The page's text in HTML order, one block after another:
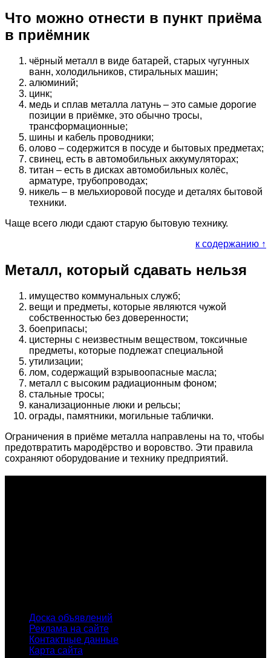
Что можно отнести в пункт приёма
в приёмник
чёрный металл в виде батарей, старых чугунных
ванн, холодильников, стиральных машин;
алюминий;
цинк;
медь и сплав металла латунь – это самые дорогие
позиции в приёмке, это обычно тросы,
трансформационные;
шины и кабель проводники;
олово – содержится в посуде и бытовых предметах;
свинец, есть в автомобильных аккумуляторах;
титан – есть в дисках автомобильных колёс,
арматуре, трубопроводах;
никель – в мельхиоровой посуде и деталях бытовой
техники.
Чаще всего люди сдают старую бытовую технику.
к содержанию ↑
Металл, который сдавать нельзя
имущество коммунальных служб;
вещи и предметы, которые являются чужой
собственностью без доверенности;
боеприпасы;
цистерны с неизвестным веществом, токсичные
предметы, которые подлежат специальной
утилизации;
лом, содержащий взрывоопасные масла;
металл с высоким радиационным фоном;
стальные тросы;
канализационные люки и рельсы;
ограды, памятники, могильные таблички.
Ограничения в приёме металла направлены на то, чтобы
предотвратить мародёрство и воровство. Эти правила
сохраняют оборудование и технику предприятий.
Доска объявлений
Реклама на сайте
Контактные данные
Карта сайта